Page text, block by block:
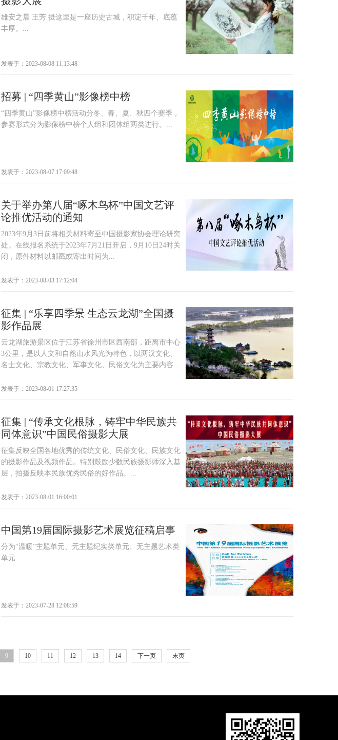
雄安之晨 王芳 摄这里是一座历史古城，积淀千年、底蕴
丰厚。...
发表于：2023-08-08 11:13:48
招募 | “四季黄山”影像榜中榜
“四季黄山”影像榜中榜活动分冬、春、夏、秋四个赛季，
参赛形式分为影像榜中榜个人组和团体组两类进行。...
发表于：2023-08-07 17:09:48
关于举办第八届“啄木鸟杯”中国文艺评
论推优活动的通知
2023年9月3日前将相关材料寄至中国摄影家协会理论研究
处。在线报名系统于2023年7月21日开启，9月10日24时关
闭，原件材料以邮戳或寄出时间为...
发表于：2023-08-03 17:12:04
征集 | “乐享四季景 生态云龙湖”全国摄
影作品展
云龙湖旅游景区位于江苏省徐州市区西南部，距离市中心
3公里，是以人文和自然山水风光为特色，以两汉文化、
名士文化、宗教文化、军事文化、民俗文化为主要内容...
发表于：2023-08-01 17:27:35
征集 | “传承文化根脉，铸牢中华民族共
同体意识”中国民俗摄影大展
征集反映全国各地优秀的传统文化、民俗文化、民族文化
的摄影作品及视频作品。特别鼓励少数民族摄影师深入基
层，拍摄反映本民族优秀民俗的好作品。...
发表于：2023-08-01 16:00:01
中国第19届国际摄影艺术展览征稿启事
分为“温暖”主题单元、无主题纪实类单元、无主题艺术类
单元...
发表于：2023-07-28 12:08:59
9 10 11 12 13 14 下一页 末页